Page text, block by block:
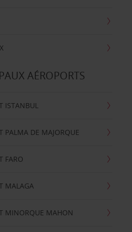
AÉROPORTS
ISTANBUL
PALMA DE MAJORQUE
FARO
MALAGA
MINORQUE MAHON